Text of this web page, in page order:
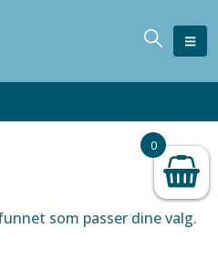
som passer dine valg.
0